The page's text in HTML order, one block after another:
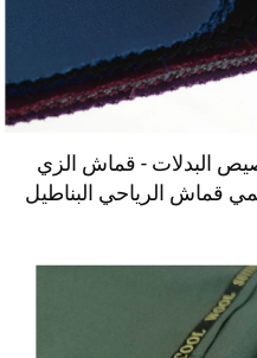
البدلات - قماش الزي
قماش الرياحي البناطيل